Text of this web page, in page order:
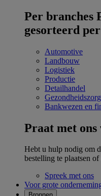
Per branches
gesorteerd
Automotive
Landbouw
Logistiek
Productie
Detailhandel
Gezondheidszorg
Bankwezen en
Praat met
Hebt u hulp nodig om
bestelling te plaatsen
Spreek met ons
Voor grote